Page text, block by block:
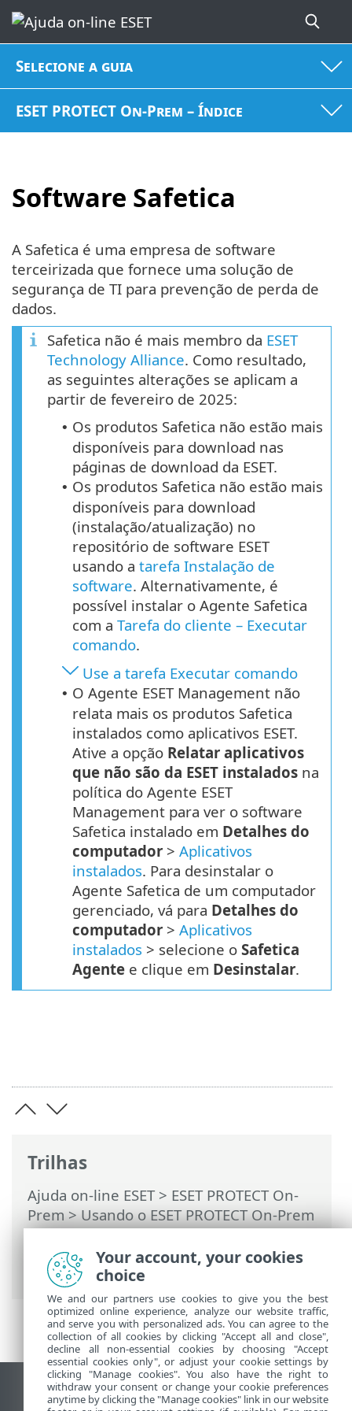
Selecione a guia
ESET PROTECT On-Prem – Índice
Software Safetica
Trilhas
Ajuda on-line ESET> ESET PROTECT On-
Prem>Usando o ESET PROTECT On-Prem
>ESET PROTECT On-Prem Menu principal
Tarefas >Tarefas de cliente> Instalação
de software> Software Safetica
A Safetica é uma empresa de software
terceirizada que fornece uma solução de
segurança de TI para prevenção de perda de
dados.
Safetica não é mais membro da ESET
Technology Alliance. Como resultado,
as seguintes alterações se aplicam a
partir de fevereiro de 2025:
• Os produtos Safetica não estão mais
disponíveis para download nas
páginas de download da ESET.
• Os produtos Safetica não estão mais
disponíveis para download
(instalação/atualização) no
repositório de software ESET
usando a tarefa Instalação de
software. Alternativamente, é
possível instalar o Agente Safetica
com a Tarefa do cliente – Executar
comando.
Use a tarefa Executar comando
• O Agente ESET Management não
relata mais os produtos Safetica
instalados como aplicativos ESET.
Ative a opção Relatar aplicativos
que não são da ESET instalados na
política do Agente ESET
Management para ver o software
Safetica instalado em Detalhes do
computador > Aplicativos
instalados. Para desinstalar o
Agente Safetica de um computador
gerenciado, vá para Detalhes do
computador > Aplicativos
instalados > selecione o Safetica
Agente e clique em Desinstalar.
Ver site para desktop
Your account, your cookies
choice
We and our partners use cookies to give you the best
optimized online experience, analyze our website traffic,
and serve you with personalized ads. You can agree to the
collection of all cookies by clicking "Accept all and close",
decline all non-essential cookies by choosing "Accept
essential cookies only", or adjust your cookie settings by
clicking "Manage cookies". You also have the right to
withdraw your consent or change your cookie preferences
anytime by clicking the "Manage cookies" link in our website